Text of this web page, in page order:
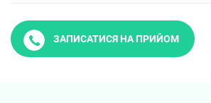
ЗАПИСАТИСЯ НА ПРИЙОМ